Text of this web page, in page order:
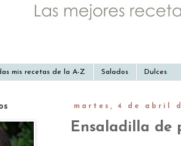
mis recetas de la A-Z Salados Dulces
martes, 4 de abril
Ensaladilla de